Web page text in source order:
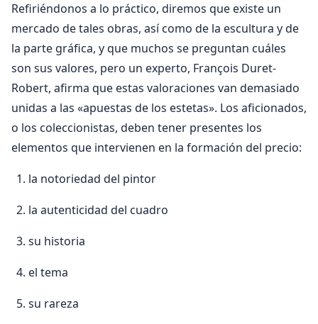
Refiriéndonos a lo práctico, diremos que existe un
mercado de tales obras, así como de la escultura y de
la parte gráfica, y que muchos se preguntan cuáles
son sus valores, pero un experto, François Duret-
Robert, afirma que estas valoraciones van demasiado
unidas a las «apuestas de los estetas». Los aficionados,
o los coleccionistas, deben tener presentes los
elementos que intervienen en la formación del precio:
la notoriedad del pintor
la autenticidad del cuadro
su historia
el tema
su rareza